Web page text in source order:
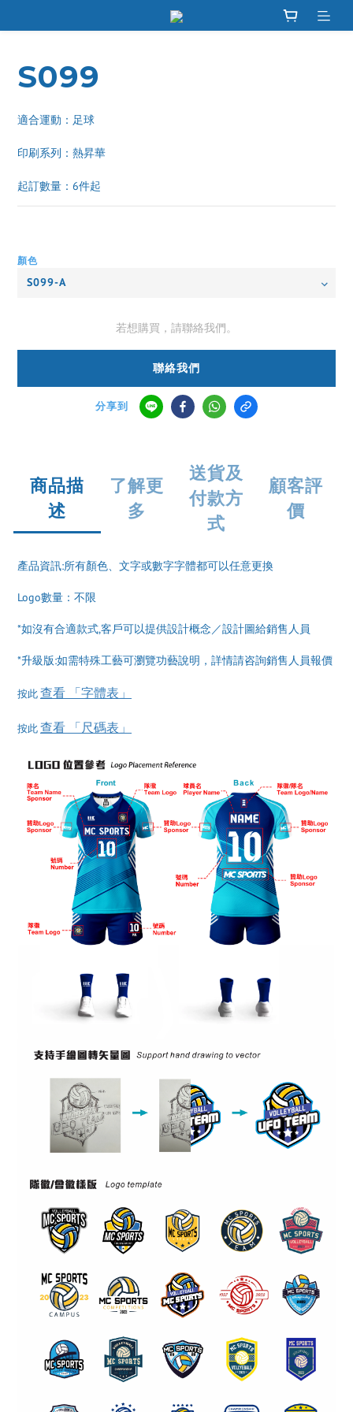
S099
適合運動：足球
印刷系列：熱昇華
起訂數量：6件起
顏色
若想購買，請聯絡我們。
聯絡我們
分享到
商品描
述
了解更
多
送貨及
付款方
式
顧客評
價
產品資訊:所有顏色、文字或數字字體都可以任意更換
Logo數量：不限
*如沒有合適款式,客戶可以提供設計概念／設計圖給銷售人員
*升級版:如需特殊工藝可瀏覽功藝說明，詳情請咨詢銷售人員報價
按此查看 「字體表」
按此查看 「尺碼表」